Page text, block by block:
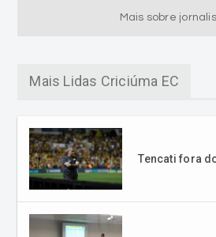
Mais sobre
Mais Lidas Criciúma EC
Tencati fora